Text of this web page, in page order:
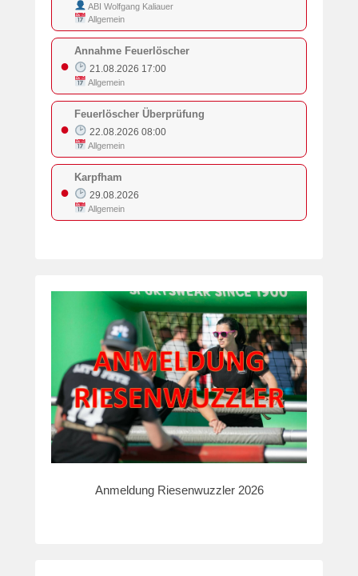
ABI Wolfgang Kaliauer
Allgemein
●
Annahme Feuerlöscher
21.08.2026 17:00
Allgemein
●
Feuerlöscher Überprüfung
22.08.2026 08:00
Allgemein
●
Karpfham
29.08.2026
Allgemein
Anmeldung Riesenwuzzler 2026